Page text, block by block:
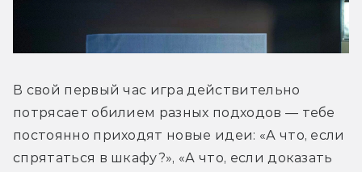
В свой первый час игра действительно
потрясает обилием разных подходов — тебе
постоянно приходят новые идеи: «А что, если
спрятаться в шкафу?», «А что, если доказать